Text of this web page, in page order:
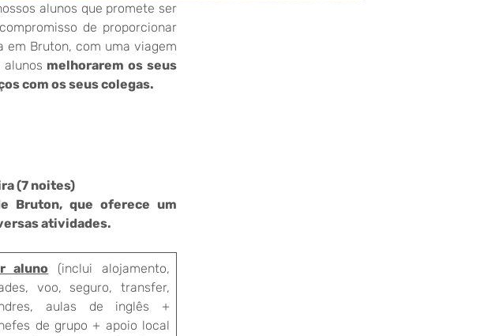
alunos que promete ser
de proporcionar
em Bruton, com uma viagem
melhorarem os seus
com os seus colegas.
(7 noites)
Bruton, que oferece um
atividades.
aluno (inclui alojamento,
voo, seguro, transfer,
aulas de inglês +
de grupo + apoio local